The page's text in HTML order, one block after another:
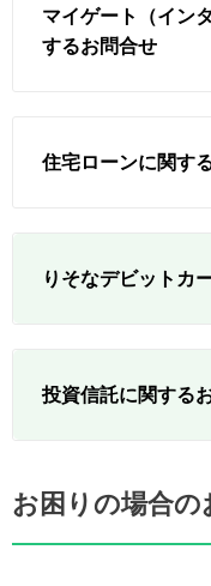
マイゲート（イン
するお問合せ
住宅ローンに関す
りそなデビットカ
投資信託に関する
お困りの場合の